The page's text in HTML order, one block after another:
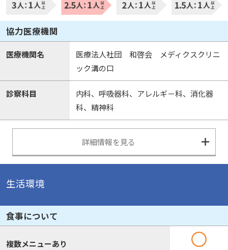
協力医療機関
医療機関名
医療法人社団 和啓会 メディクスクリニ
ック溝の口
診察科目
内科、呼吸器科、アレルギ－科、消化器
科、精神科
詳細情報を見る
生活環境
食事について
複数メニューあり